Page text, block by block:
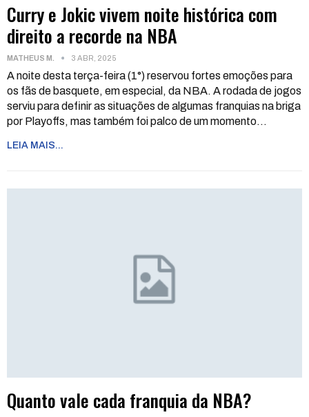
Curry e Jokic vivem noite histórica com
direito a recorde na NBA
MATHEUS M. 3 ABR, 2025
A noite desta terça-feira (1°) reservou fortes emoções para
os fãs de basquete, em especial, da NBA. A rodada de jogos
serviu para definir as situações de algumas franquias na briga
por Playoffs, mas também foi palco de um momento…
LEIA MAIS...
Quanto vale cada franquia da NBA?